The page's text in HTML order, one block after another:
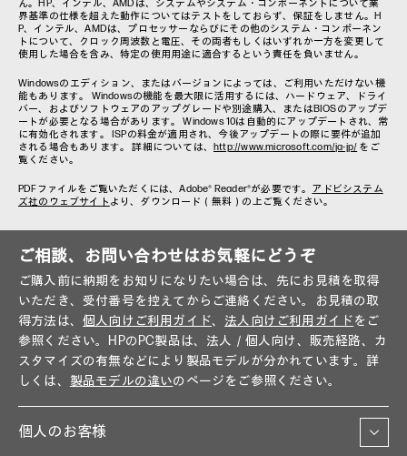
ん。HP、インテル、AMDは、システムやシステム・コンポーネントについて業
界基準の仕様を超えた動作についてはテストをしておらず、保証をしません。H
P、インテル、AMDは、プロセッサーならびにその他のシステム・コンポーネン
トについて、クロック周波数と電圧、その両者もしくはいずれか一方を変更して
使用した場合を含み、特定の使用用途に適合するという責任を負いません。
Windowsのエディション、またはバージョンによっては、ご利用いただけない機
能もあります。 Windowsの機能を最大限に活用するには、ハードウェア、ドライ
バー、およびソフトウェアのアップグレードや別途購入、またはBIOSのアップデ
ートが必要となる場合があります。 Windows 10は自動的にアップデートされ、常
に有効化されます。 ISPの料金が適用され、今後アップデートの際に要件が追加
される場合もあります。 詳細については、 http://www.microsoft.com/ja-jp/ をご
覧ください。
PDFファイルをご覧いただくには、Adobe® Reader®が必要です。 アドビシステム
ズ社のウェブサイト より、ダウンロード（無料）の上ご覧ください。
ご相談、お問い合わせはお気軽にどうぞ
ご購入前に納期をお知りになりたい場合は、先にお見積を取得
いただき、受付番号を控えてからご連絡ください。お見積の取
得方法は、 個人向けご利用ガイド、 法人向けご利用ガイドをご
参照ください。HPのPC製品は、法人／個人向け、販売経路、カ
スタマイズの有無などにより製品モデルが分かれています。詳
しくは、 製品モデルの違いのページをご参照ください。
個人のお客様